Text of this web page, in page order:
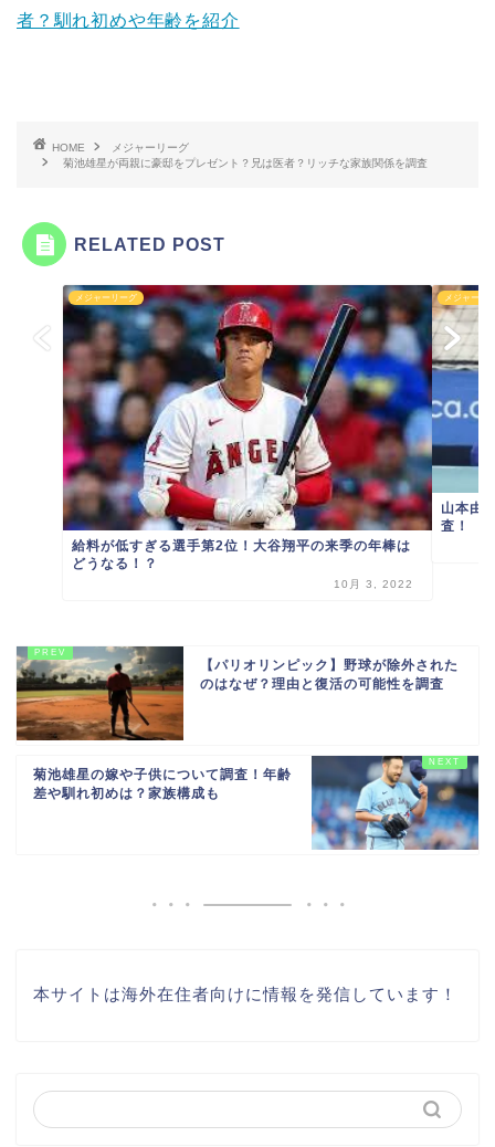
者？馴れ初めや年齢を紹介
HOME
メジャーリーグ
菊池雄星が両親に豪邸をプレゼント？兄は医者？リッチな家族関係を調査
RELATED POST
メジャーリーグ
給料が低すぎる選手第2位！大谷翔平の来季の年棒は
どうなる！？
10月 3, 2022
メジャーリ
山本由
査！
【パリオリンピック】野球が除外された
のはなぜ？理由と復活の可能性を調査
菊池雄星の嫁や子供について調査！年齢
差や馴れ初めは？家族構成も
本サイトは海外在住者向けに情報を発信しています！